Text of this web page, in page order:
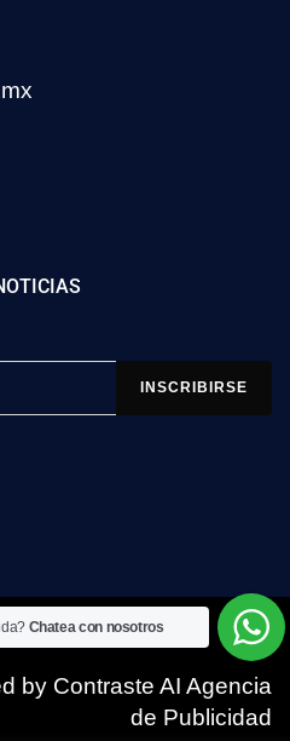
2025 SIMEX
by Contraste AI Agencia
de Publicidad
Chatea con nosotros